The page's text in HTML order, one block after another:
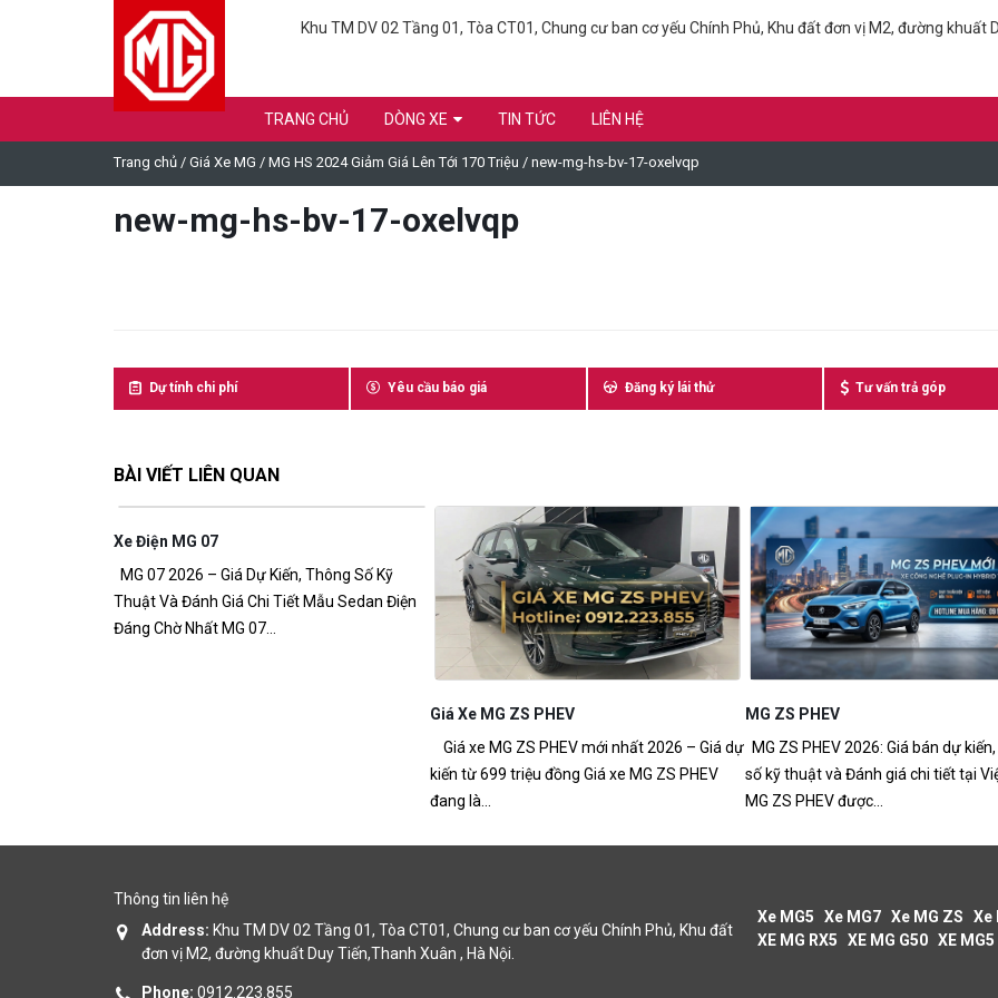
Khu TM DV 02 Tầng 01, Tòa CT01, Chung cư ban cơ yếu Chính Phủ, Khu đất đơn vị M2, đường khuất
TRANG CHỦ DÒNG XE TIN TỨC LIÊN HỆ
Trang chủ / Giá Xe MG / MG HS 2024 Giảm Giá Lên Tới 170 Triệu / new-mg-hs-bv-17-oxelvqp
new-mg-hs-bv-17-oxelvqp
Dự tính chi phí Yêu cầu báo giá Đăng ký lái thử Tư vấn trả góp
BÀI VIẾT LIÊN QUAN
MG ZS PHEV
MG ZS PHEV 2026: Giá bán dự kiến, Thông
số kỹ thuật và Đánh giá chi tiết tại Việt Nam
MG ZS PHEV được...
Khi Nào Thay Dầu Hộp Số Xe MG
Khi Nào Thay Dầu Hộp Số Xe MG?
Dẫn Chi Tiết Cho MG5, MG7, MG HS,
MG G50 Khi nào thay...
Thông tin liên hệ
Address: Khu TM DV 02 Tầng 01, Tòa CT01, Chung cư ban cơ yếu Chính Phủ, Khu đất
đơn vị M2, đường khuất Duy Tiến,Thanh Xuân , Hà Nội.
Phone: 0912.223.855
Xe MG5 Xe MG7 Xe MG ZS
Xe
XE MG RX5
XE MG G50 XE